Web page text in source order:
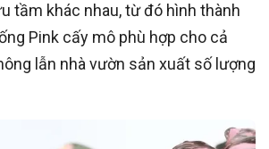
tầm khác nhau, từ đó hình thành
Pink cấy mô phù hợp cho cả
lẫn nhà vườn sản xuất số lượng